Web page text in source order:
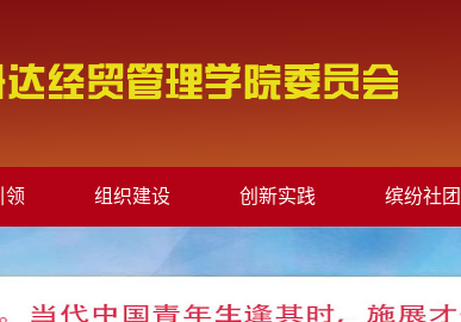
领 组织建设 创新实践 缤纷社团